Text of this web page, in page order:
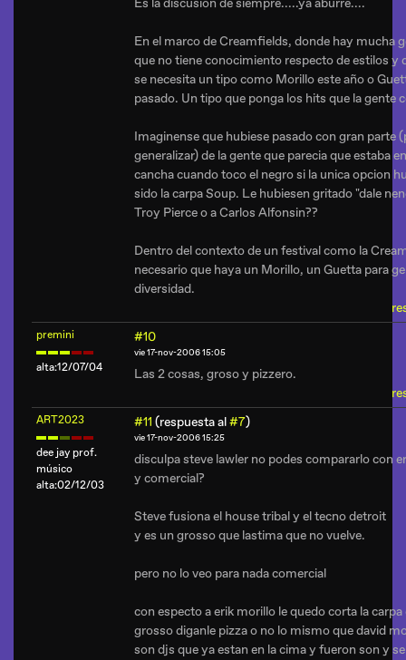
Es la discusión de siempre.....ya aburre....
En el marco de Creamfields, donde hay mucha
que no tiene conocimiento respecto de estilos y
se necesita un tipo como Morillo este año o
pasado. Un tipo que ponga los hits que la gente
Imaginense que hubiese pasado con gran parte
generalizar) de la gente que parecia que estaba
cancha cuando toco el negro si la unica opcion
sido la carpa Soup. Le hubiesen gritado "dale
Troy Pierce o a Carlos Alfonsin??
Dentro del contexto de un festival como la
necesario que haya un Morillo, un Guetta para
diversidad.
premini
alta:12/07/04
#10
vie 17-nov-2006 15:05
Las 2 cosas, groso y pizzero.
ART2023
dee jay prof.
músico
alta:02/12/03
#11 (respuesta al#7)
vie 17-nov-2006 15:25
disculpa steve lawler no podes compararlo con
y comercial?
Steve fusiona el house tribal y el tecno detroit
y es un grosso que lastima que no vuelve.
pero no lo veo para nada comercial
con especto a erik morillo le quedo corta la carpa
grosso diganle pizza o no lo mismo que david
son djs que ya estan en la cima y fueron son y